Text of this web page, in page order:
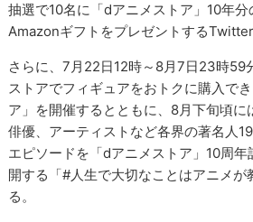
抽選で10名に「dアニメストア」10年分
AmazonギフトをプレゼントするTwitter
さらに、7月22日12時～8月7日23時59
ストアでフィギュアをおトクに購入で
ア」を開催するとともに、8月下旬頃に
俳優、アーティストなど各界の著名人
エピソードを「dアニメストア」10周
開する「#人生で大切なことはアニメ
る。